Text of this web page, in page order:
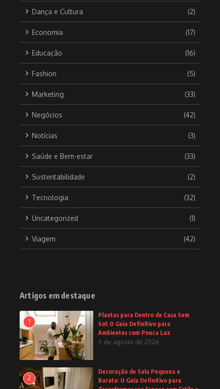
Dança e Cultura (2)
Economia (17)
Educação (16)
Fashion (5)
Marketing (33)
Negócios (42)
Notícias (3)
Saúde e Bem-estar (33)
Sustentabilidade (2)
Tecnologia (32)
Uncategorized (1)
Viagem (42)
Artigos em destaque
1
Plantas para Dentro de Casa Sem
Sol: O Guia Definitivo para
Ambientes com Pouca Luz
5 de agosto de 2026
2
Decoração de Sala Pequena e
Barata: O Guia Definitivo para